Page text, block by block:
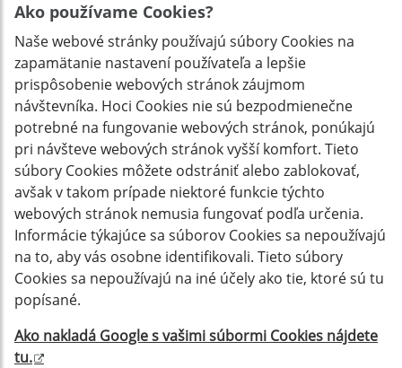
Ako používame Cookies?
Naše webové stránky používajú súbory Cookies na
zapamätanie nastavení používateľa a lepšie
prispôsobenie webových stránok záujmom
návštevníka. Hoci Cookies nie sú bezpodmienečne
potrebné na fungovanie webových stránok, ponúkajú
pri návšteve webových stránok vyšší komfort. Tieto
súbory Cookies môžete odstrániť alebo zablokovať,
avšak v takom prípade niektoré funkcie týchto
webových stránok nemusia fungovať podľa určenia.
Informácie týkajúce sa súborov Cookies sa nepoužívajú
na to, aby vás osobne identifikovali. Tieto súbory
Cookies sa nepoužívajú na iné účely ako tie, ktoré sú tu
popísané.
Ako nakladá Google s vašimi súbormi Cookies nájdete
tu.